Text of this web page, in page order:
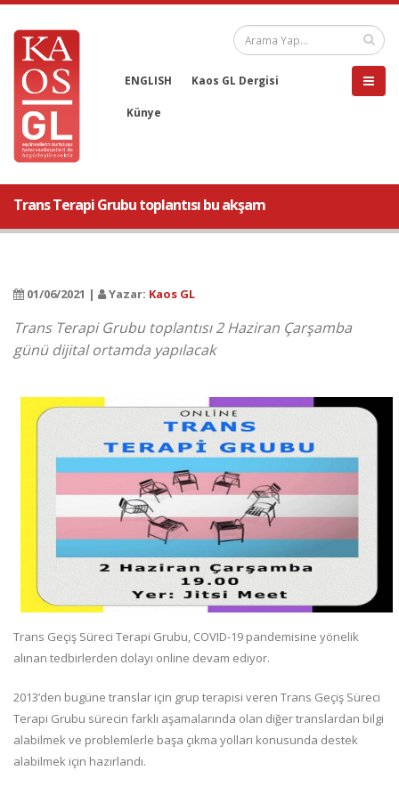
ENGLISH Kaos GL Dergisi
Künye
Trans Terapi Grubu toplantısı bu akşam
01/06/2021 | Yazar: Kaos GL
Trans Terapi Grubu toplantısı 2 Haziran Çarşamba
günü dijital ortamda yapılacak
Trans Geçiş Süreci Terapi Grubu, COVID-19 pandemisine yönelik
alınan tedbirlerden dolayı online devam ediyor.
2013’den bugüne translar için grup terapisi veren Trans Geçiş Süreci
Terapi Grubu sürecin farklı aşamalarında olan diğer translardan bilgi
alabilmek ve problemlerle başa çıkma yolları konusunda destek
alabilmek için hazırlandı.